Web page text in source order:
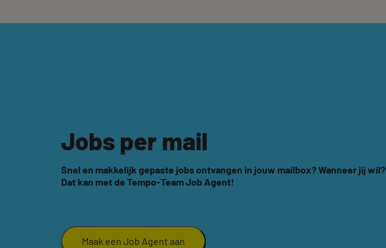
Jobs per mail
Snel en makkelijk gepaste jobs ontvangen in jouw mailbox? Wanneer jij wil?
Dat kan met de Tempo-Team Job Agent!
Maak een Job Agent aan